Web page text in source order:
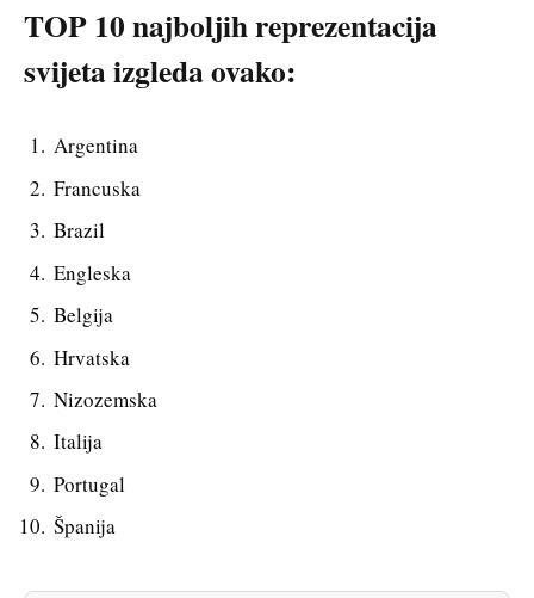
TOP 10 najboljih reprezentacija
svijeta izgleda ovako:
Argentina
Francuska
Brazil
Engleska
Belgija
Hrvatska
Nizozemska
Italija
Portugal
Španija